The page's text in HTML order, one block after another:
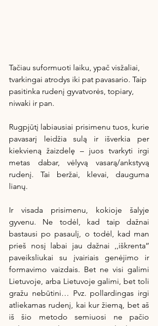
Tačiau suformuoti laiku, ypač visžaliai,
tvarkingai atrodys iki pat pavasario. Taip
pasitinka rudenį gyvatvorės, topiary,
niwaki ir pan.
Rugpjūtį labiausiai prisimenu tuos, kurie
pavasarį leidžia sulą ir išverkia per
kiekvieną žaizdelę – juos tvarkyti irgi
metas dabar, vėlyvą vasarą/ankstyvą
rudenį. Tai beržai, klevai, dauguma
lianų.
Ir visada prisimenu, kokioje šalyje
gyvenu. Ne todėl, kad taip dažnai
bastausi po pasaulį, o todėl, kad man
prieš nosį labai jau dažnai ,,iškrenta’’
paveiksliukai su įvairiais genėjimo ir
formavimo vaizdais. Bet ne visi galimi
Lietuvoje, arba Lietuvoje galimi, bet toli
gražu nebūtini… Pvz. pollardingas irgi
atliekamas rudenį, kai kur žiemą, bet aš
iš šio metodo semiuosi ne pačio